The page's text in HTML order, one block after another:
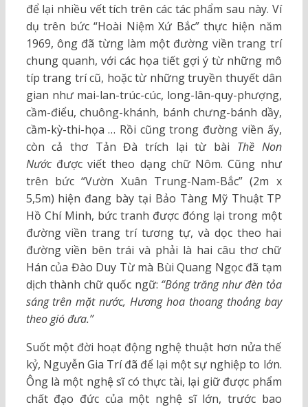
để lại nhiều vết tích trên các tác phẩm sau này. Ví
dụ trên bức “Hoài Niệm Xứ Bắc” thực hiện năm
1969, ông đã từng làm một đường viền trang trí
chung quanh, với các họa tiết gợi ý từ những mô
típ trang trí cũ, hoặc từ những truyền thuyết dân
gian như mai-lan-trúc-cúc, long-lân-quy-phượng,
cầm-điểu, chuông-khánh, bánh chưng-bánh dầy,
cầm-kỳ-thi-họa … Rồi cũng trong đường viền ấy,
còn cả thơ Tản Đà trích lại từ bài Thề Non
Nướcđược viết theo dạng chữ Nôm. Cũng như
trên bức “Vườn Xuân Trung-Nam-Bắc” (2m x
5,5m) hiện đang bày tại Bảo Tàng Mỹ Thuật TP
Hồ Chí Minh, bức tranh được đóng lại trong một
đường viền trang trí tương tự, và dọc theo hai
đường viền bên trái và phải là hai câu thơ chữ
Hán của Đào Duy Từ mà Bùi Quang Ngọc đã tạm
dịch thành chữ quốc ngữ: “Bóng trăng như đèn tỏa
sáng trên mặt nước, Hương hoa thoang thoảng bay
theo gió đưa.”
Suốt một đời hoạt động nghệ thuật hơn nửa thế
kỷ, Nguyễn Gia Trí đã để lại một sự nghiệp to lớn.
Ông là một nghệ sĩ có thực tài, lại giữ được phẩm
chất đạo đức của một nghệ sĩ lớn, trước bao